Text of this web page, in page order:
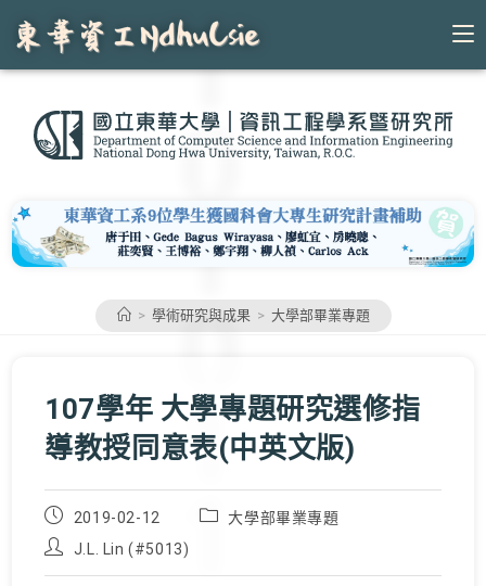
content
> 學術研究與成果 > 大學部畢業專題
107學年 大學專題研究選修指
導教授同意表(中英文版)
Post
published:
2019-02-12
Post
大學部畢業專題
Post
J.L. Lin (#5013)